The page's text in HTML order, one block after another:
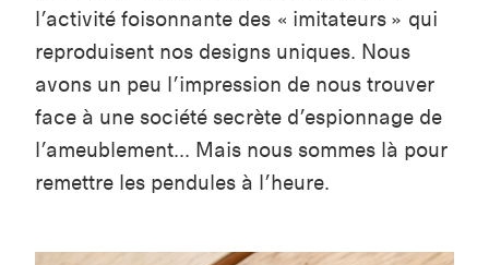
l’activité foisonnante des « imitateurs » qui
reproduisent nos designs uniques. Nous
avons un peu l’impression de nous trouver
face à une société secrète d’espionnage de
l’ameublement... Mais nous sommes là pour
remettre les pendules à l’heure.